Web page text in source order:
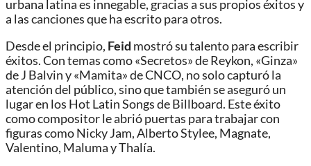
urbana latina es innegable, gracias a sus propios éxitos y
a las canciones que ha escrito para otros.
Desde el principio, Feid mostró su talento para escribir
éxitos. Con temas como «Secretos» de Reykon, «Ginza»
de J Balvin y «Mamita» de CNCO, no solo capturó la
atención del público, sino que también se aseguró un
lugar en los Hot Latin Songs de Billboard. Este éxito
como compositor le abrió puertas para trabajar con
figuras como Nicky Jam, Alberto Stylee, Magnate,
Valentino, Maluma y Thalía.